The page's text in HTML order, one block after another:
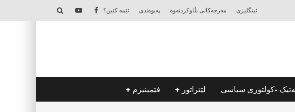
ئینگلیزی مه‌رجه‌كانی بڵاوكردنه‌وه‌ په‌یوه‌ندی ئێمه‌ كێین؟
-كولتوری سیاسی لێتراتور فێمینیزم